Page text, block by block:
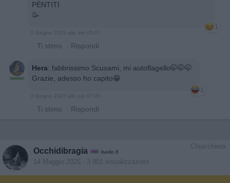
PÈNTITI
🥳
1
3 Giugno 2025 alle ore 05:07
· Ti stimo · Rispondi
Hera: fabbrissimo Scusami, mi autoflagello🤭🤭🤭
Grazie, adesso ho capito😁
1
3 Giugno 2025 alle ore 07:45
· Ti stimo · Rispondi
Chiacchiera
Occhidibragia livello 6
14 Maggio 2025 - 3.901 visualizzazioni